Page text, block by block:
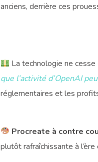
anciens, derrière ces
La technologie ne
que l’activité d’OpenAI
réglementaires et les
Procreate à contre
plutôt rafraîchissante à